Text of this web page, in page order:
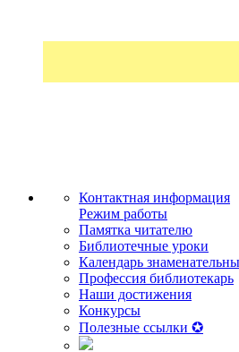
Контактная информация
Режим работы
Памятка читателю
Библиотечные уроки
Календарь
Профессия библиотекарь
Наши достижения
Конкурсы
Полезные ссылки ✪